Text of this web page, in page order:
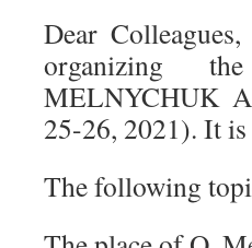
Dear
organizing
MELNYCHUK
25-26, 2021). It
The following